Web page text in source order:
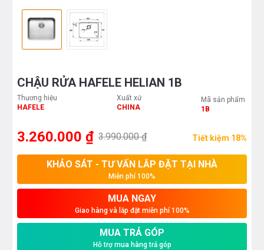
CHẬU RỬA HAFELE HELIAN 1B
Thương hiệu
HAFELE
Xuất xứ
CHINA
Mã sản phẩm
1B
3.260.000 ₫ 3.990.000 ₫ Tiết kiệm 18%
KHẢO SÁT - TƯ VẤN LẮP ĐẶT TẠI NHÀ
Miễn phí 100%
MUA NGAY
Giao hàng và lắp đặt miễn phí 100%
MUA TRẢ GÓP
Hỗ trợ mua hàng trả góp